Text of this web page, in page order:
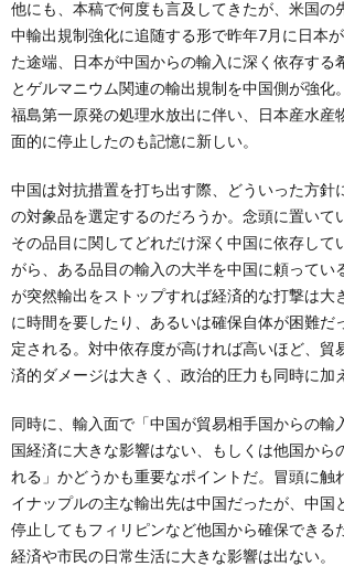
他にも、本稿で何度も言及してきたが、米国の
中輸出規制強化に追随する形で昨年7月に日本
た途端、日本が中国からの輸入に深く依存する
とゲルマニウム関連の輸出規制を中国側が強化
福島第一原発の処理水放出に伴い、日本産水産
面的に停止したのも記憶に新しい。
中国は対抗措置を打ち出す際、どういった方針
の対象品を選定するのだろうか。念頭に置いて
その品目に関してどれだけ深く中国に依存して
がら、ある品目の輸入の大半を中国に頼ってい
が突然輸出をストップすれば経済的な打撃は大
に時間を要したり、あるいは確保自体が困難だ
定される。対中依存度が高ければ高いほど、貿
済的ダメージは大きく、政治的圧力も同時に加
同時に、輸入面で「中国が貿易相手国からの輸
国経済に大きな影響はない、もしくは他国から
れる」かどうかも重要なポイントだ。冒頭に触
イナップルの主な輸出先は中国だったが、中国
停止してもフィリピンなど他国から確保できる
経済や市民の日常生活に大きな影響は出ない。